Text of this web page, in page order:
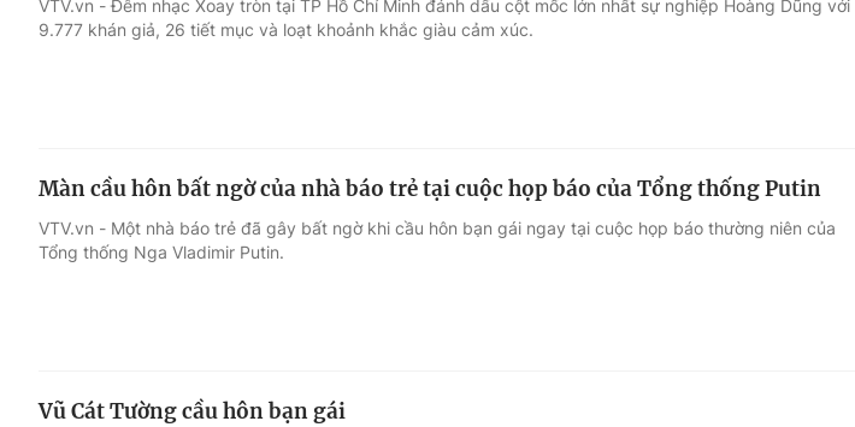
Thế giới đó đây
Thị trường
Giải sao mai
Điện ảnh
VTV.vn - Đêm nhạc Xoay tròn tại TP Hồ Chí Minh đánh dấu cột mốc lớn nhất sự nghiệp Hoàng Dũng với
9.777 khán giả, 26 tiết mục và loạt khoảnh khắc giàu cảm xúc.
Màn cầu hôn bất ngờ của nhà báo trẻ tại cuộc họp báo của Tổng thống Putin
VTV.vn - Một nhà báo trẻ đã gây bất ngờ khi cầu hôn bạn gái ngay tại cuộc họp báo thường niên của
Tổng thống Nga Vladimir Putin.
Vũ Cát Tường cầu hôn bạn gái